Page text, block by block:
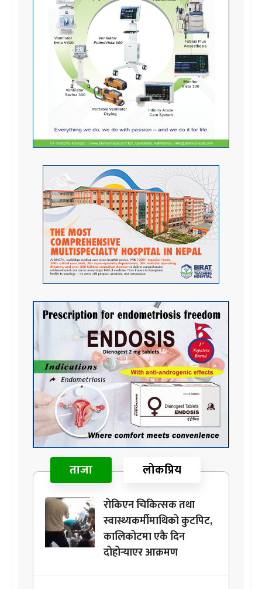
ताजा लोकप्रिय
रोकिएन चिकित्सक तथा
स्वास्थ्यकर्मीमाथिको कुटपिट,
कालिकोटमा एकै दिन
दोहोर्‍याएर आक्रमण